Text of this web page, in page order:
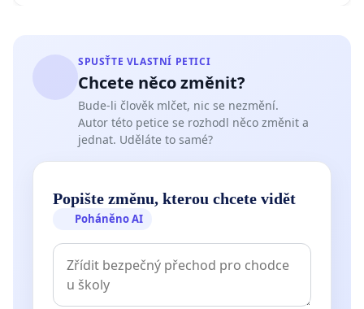
SPUSŤTE VLASTNÍ PETICI
Chcete něco změnit?
Bude-li člověk mlčet, nic se nezmění.
Autor této petice se rozhodl něco změnit a
jednat. Uděláte to samé?
Popište změnu, kterou chcete vidět
Poháněno AI